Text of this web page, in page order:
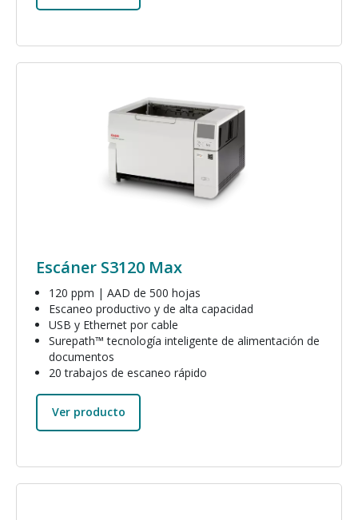
Escáner S3120 Max
120 ppm | AAD de 500 hojas
Escaneo productivo y de alta capacidad
USB y Ethernet por cable
Surepath™ tecnología inteligente de alimentación de
documentos
20 trabajos de escaneo rápido
Ver producto
Imagen